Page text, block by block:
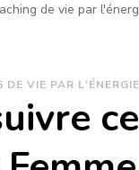
de vie par
VIE PAR